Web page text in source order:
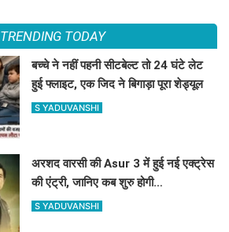
TRENDING TODAY
बच्चे ने नहीं पहनी सीटबेल्ट तो 24 घंटे लेट
हुई फ्लाइट, एक जिद ने बिगाड़ा पूरा शेड्यूल
S YADUVANSHI
अरशद वारसी की Asur 3 में हुई नई एक्ट्रेस
की एंट्री, जानिए कब शुरु होगी
साइकोलॉजिकल थ्रिलर वेब सिरीज की शूटिंग
S YADUVANSHI